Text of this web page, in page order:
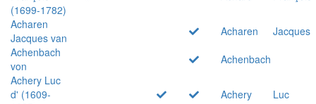
(1699-1782)
Acharen
Jacques van
Acharen
Jacques
Achenbach
von
Achenbach
Achery Luc
d' (1609-
Achery
Luc